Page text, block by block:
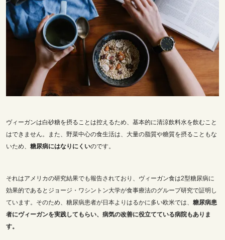
ヴィーガンは白砂糖を摂ることは控えるため、基本的に清涼飲料水を飲むこと
はできません。また、野菜中心の食生活は、大量の脂質や糖質を摂ることもな
いため、 糖尿病にはなりにくいのです。
それはアメリカの研究結果でも報告されており、ヴィーガン食は2型糖尿病に
効果的であるとジョージ・ワシントン大学が食事療法のグループ研究で証明し
ています。そのため、糖尿病患者が日本よりはるかに多い欧米では、 糖尿病患
者にヴィーガンを実践してもらい、病気の改善に役立てている病院もありま
す。